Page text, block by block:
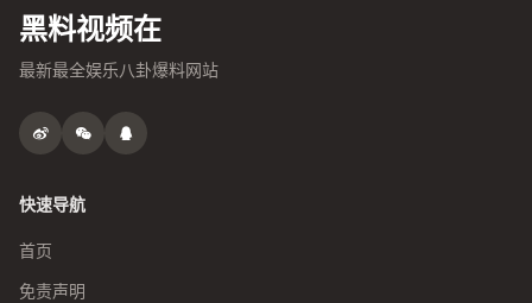
黑料视频在
最新最全娱乐八卦爆料网站
快速导航
首页
免责声明